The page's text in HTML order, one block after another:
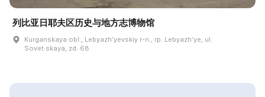
列比亚日耶夫区历史与地方志博物馆
Kurganskaya obl., Lebyazhʹyevskiy r-n., rp. Lebyazhʹye, ul.
Sovet·skaya, zd. 68